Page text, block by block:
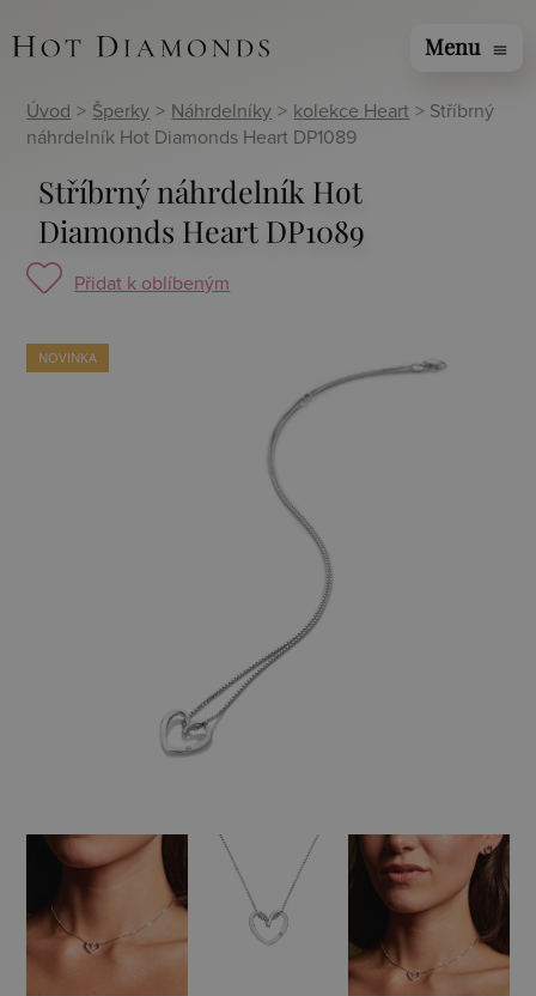
Menu menu
Úvod > Šperky > Náhrdelníky > kolekce Heart > Stříbrný
náhrdelník Hot Diamonds Heart DP1089
Stříbrný náhrdelník Hot
Diamonds Heart DP1089
Přidat k oblíbeným
NOVINKA